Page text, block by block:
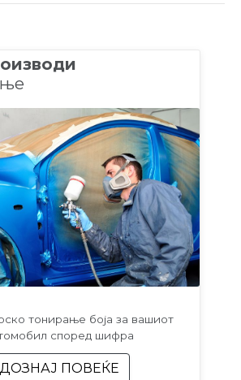
тонирање боја за вашиот
според шифра
ДОЗНАЈ ПОВЕЌЕ